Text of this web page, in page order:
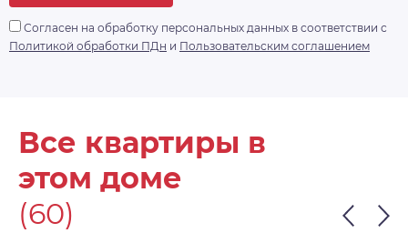
Согласен на обработку персональных данных в соответствии с
Политикой обработки ПДн и Пользовательским соглашением
Все квартиры в
этом доме
(60)